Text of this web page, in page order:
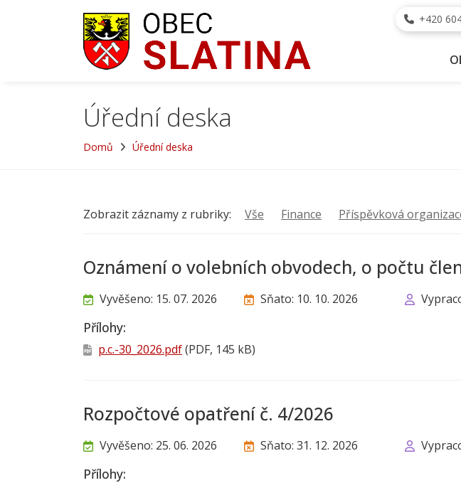
+420
Úřední deska
Domů Úřední deska
Zobrazit záznamy z rubriky: Vše Finance Příspěvková
Oznámení o volebních obvodech, o počtu
Vyvěšeno: 15. 07. 2026 Sňato: 10. 10. 2026
Přílohy:
p.c.-30_2026.pdf(PDF, 145 kB)
Rozpočtové opatření č. 4/2026
Vyvěšeno: 25. 06. 2026 Sňato: 31. 12. 2026
Přílohy: